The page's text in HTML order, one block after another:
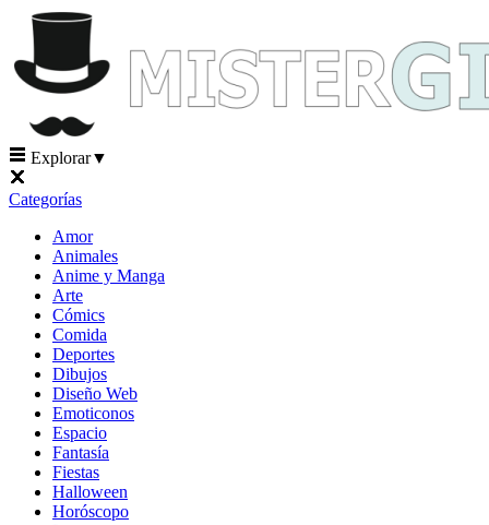
Explorar▼
Categorías
Amor
Animales
Anime y Manga
Arte
Cómics
Comida
Deportes
Dibujos
Diseño Web
Emoticonos
Espacio
Fantasía
Fiestas
Halloween
Horóscopo